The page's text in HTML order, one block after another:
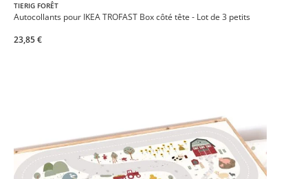
TIERIG FORÊT
Autocollants pour IKEA TROFAST Box côté tête - Lot de 3 petits
23,85 €